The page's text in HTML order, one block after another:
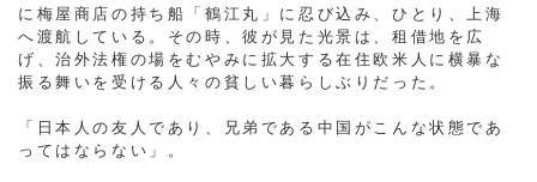
に梅屋商店の持ち船「鶴江丸」に忍び込み、ひとり、上海
へ渡航している。その時、彼が見た光景は、租借地を広
げ、治外法権の場をむやみに拡大する在住欧米人に横暴な
振る舞いを受ける人々の貧しい暮らしぶりだった。
「日本人の友人であり、兄弟である中国がこんな状態であ
ってはならない」。